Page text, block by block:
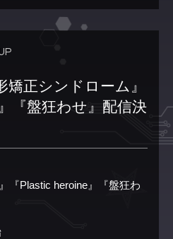
矯正シンドローム』
『盤狂わせ』配信決
『Plastic heroine』『盤狂わ